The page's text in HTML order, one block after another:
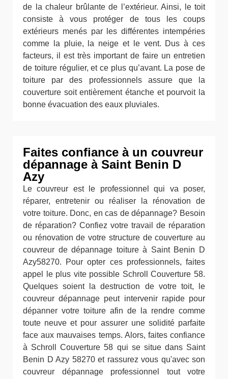
de la chaleur brûlante de l’extérieur. Ainsi, le toit
consiste à vous protéger de tous les coups
extérieurs menés par les différentes intempéries
comme la pluie, la neige et le vent. Dus à ces
facteurs, il est très important de faire un entretien
de toiture régulier, et ce plus qu’avant. La pose de
toiture par des professionnels assure que la
couverture soit entièrement étanche et pourvoit la
bonne évacuation des eaux pluviales.
Faites confiance à un couvreur
dépannage à Saint Benin D
Azy
Le couvreur est le professionnel qui va poser,
réparer, entretenir ou réaliser la rénovation de
votre toiture. Donc, en cas de dépannage? Besoin
de réparation? Confiez votre travail de réparation
ou rénovation de votre structure de couverture au
couvreur de dépannage toiture à Saint Benin D
Azy58270. Pour opter ces professionnels, faites
appel le plus vite possible Schroll Couverture 58.
Quelques soient la destruction de votre toit, le
couvreur dépannage peut intervenir rapide pour
dépanner votre toiture afin de la rendre comme
toute neuve et pour assurer une solidité parfaite
face aux mauvaises temps. Alors, faites confiance
à Schroll Couverture 58 qui se situe dans Saint
Benin D Azy 58270 et rassurez vous qu'avec son
couvreur dépannage professionnel tout votre